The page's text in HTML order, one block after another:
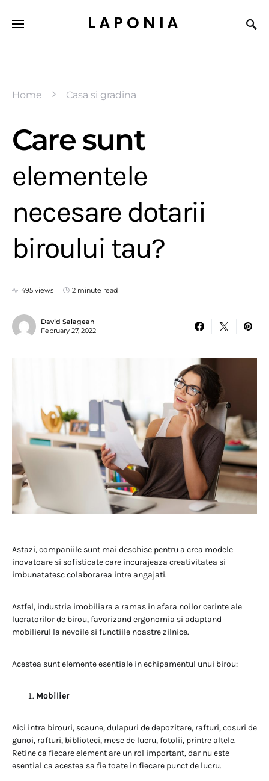
LAPONIA
Home Casa si gradina
Care sunt
elementele
necesare dotarii
biroului tau?
495 views 2 minute read
David Salagean
February 27, 2022
Astazi, companiile sunt mai deschise pentru a crea modele
inovatoare si sofisticate care incurajeaza creativitatea si
imbunatatesc colaborarea intre angajati.
Astfel, industria imobiliara a ramas in afara noilor cerinte ale
lucratorilor de birou, favorizand ergonomia si adaptand
mobilierul la nevoile si functiile noastre zilnice.
Acestea sunt elemente esentiale in echipamentul unui birou:
Mobilier
Aici intra birouri, scaune, dulapuri de depozitare, rafturi, cosuri de
gunoi, rafturi, biblioteci, mese de lucru, fotolii, printre altele.
Retine ca fiecare element are un rol important, dar nu este
esential ca acestea sa fie toate in fiecare punct de lucru.